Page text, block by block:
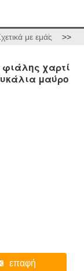
με εμάς >>
χαρτί
μαύρο
επαφή